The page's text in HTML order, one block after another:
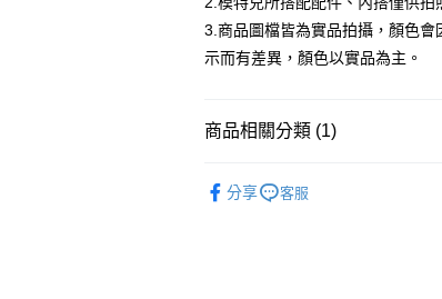
國泰世華商業銀行
臺灣中小企業銀行
匯豐（台灣）商業銀行
玉山商業銀行
Apple Pay
街口支付
大哥付你分期
3.商品圖檔皆為實品拍攝，顏色
示而有差異，顏色以實品為主。
商品相關分類 (1)
分享
客服